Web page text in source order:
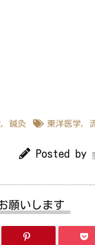
鍼灸 東洋医学
Posted by
願いします